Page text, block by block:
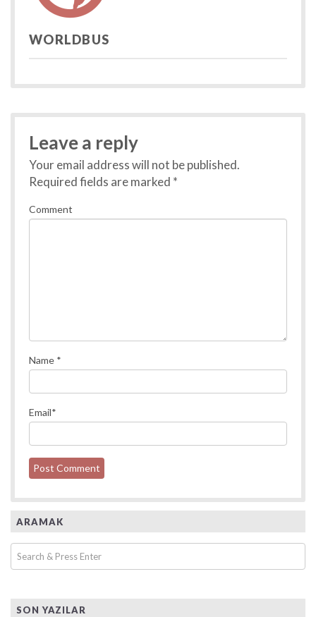
WORLDBUS
Leave a reply
Your email address will not be published.
Required fields are marked *
Comment
Name *
Email*
ARAMAK
SON YAZILAR